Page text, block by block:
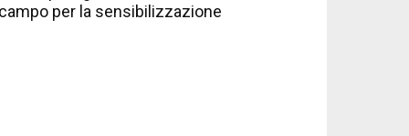
campo per la sensibilizzazione